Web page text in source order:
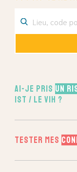
Ai-je pris un
IST / le VIH ?
Tester mes